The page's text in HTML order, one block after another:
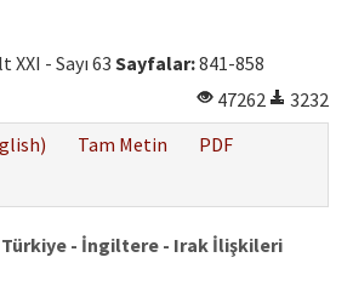
XXI - Sayı 63Sayfalar:841-858
47262
3232
Tam Metin
PDF
Türkiye - İngiltere - Irak İlişkileri